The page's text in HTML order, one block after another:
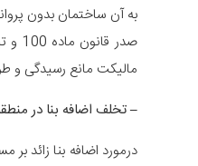
به آن ساختمان بدون
مالیکت مانع رسیدگی و
–تخلف اضافه بنا در
درمورد اضافه بنا زائد